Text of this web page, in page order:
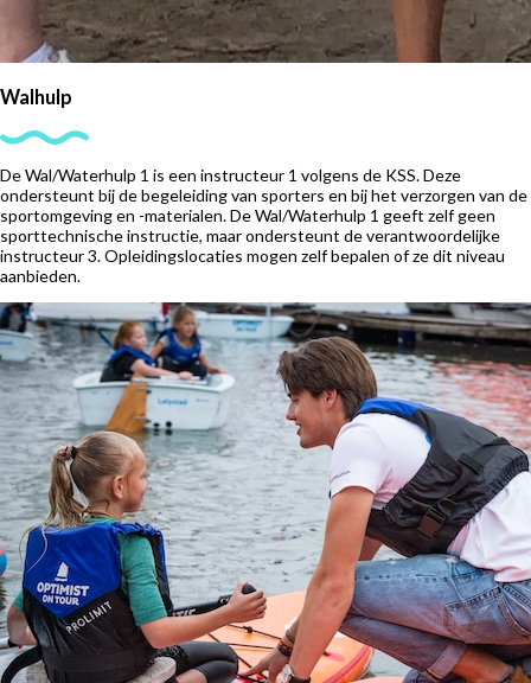
Walhulp
De Wal/Waterhulp 1 is een instructeur 1 volgens de KSS. Deze
ondersteunt bij de begeleiding van sporters en bij het verzorgen van de
sportomgeving en -materialen. De Wal/Waterhulp 1 geeft zelf geen
sporttechnische instructie, maar ondersteunt de verantwoordelijke
instructeur 3. Opleidingslocaties mogen zelf bepalen of ze dit niveau
aanbieden.